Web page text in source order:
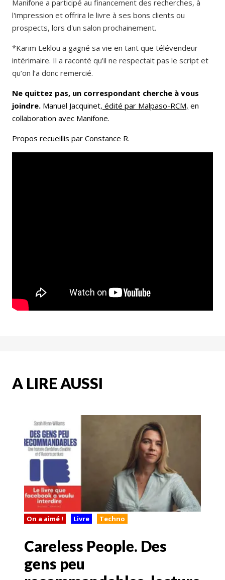
Manifone a participé au financement des recherches, à
l'impression et offrira le livre à ses bons clients ou
prospects, lors d'un salon prochainement.
*Karim Leklou a gagné sa vie en tant que télévendeur
intérimaire. Il a raconté qu’il ne respectait pas le script et
qu’on l’a donc remercié.
Ne quittez pas, un correspondant cherche à vous
joindre. Manuel Jacquinet, édité par Malpaso-RCM, en
collaboration avec Manifone.
Propos recueillis par Constance R.
A LIRE AUSSI
On a aimé ! Livre Techno
Careless People. Des
gens peu